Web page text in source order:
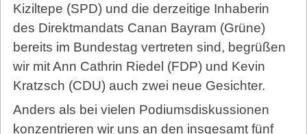
Kiziltepe (SPD) und die derzeitige Inhaberin
des Direktmandats Canan Bayram (Grüne)
bereits im Bundestag vertreten sind, begrüßen
wir mit Ann Cathrin Riedel (FDP) und Kevin
Kratzsch (CDU) auch zwei neue Gesichter.
Anders als bei vielen Podiumsdiskussionen
konzentrieren wir uns an den insgesamt fünf